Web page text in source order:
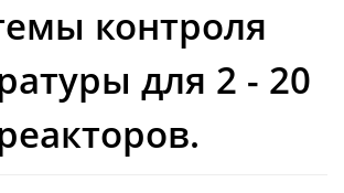
вакуумные сушилки
вакуумные сушилки
сушильный шкаф
сушилки
вакуумные сушилки миксеры
слое слое
типа
Циркуляционные
контроля
для 2 - 20